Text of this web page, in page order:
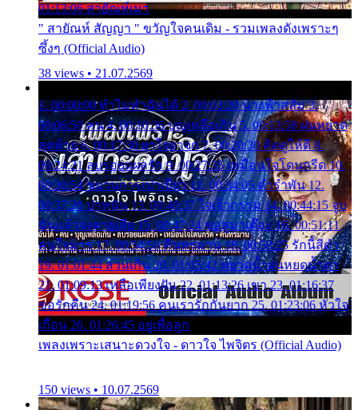
01:13:06 สายัณห์เมา
" สายัณห์ สัญญา " ขวัญใจคนเดิม - รวมเพลงดังเพราะๆ
ซึ้งๆ (Official Audio)
38 views • 21.07.2569
1. 00:00:00 ทำไมทำฉันได้ 2. 00:03:20 นางฟ้าสลัม 3.
00:06:50 คน 4. 00:10:36 บุญเหลือเกิน 5. 00:13:58 ฝนหยาด
สุดท้าย 6. 00:17:30 ยาใจยาจก 7. 00:20:30 คิดดูให้ดี 8.
00:24:21 ลบรอยแผลรัก 9. 00:27:35 เหมือนใจโดนกรีด 10.
00:30:54 ขบวนการเปาเปียว 11. 00:34:05 คำรำพัน 12.
00:37:20 ปาหนัน 13. 00:40:37 ใจเจ้ากรรม 14. 00:44:15 จูบ
ฉันแล้วจงตายเสีย 15. 00:47:24 ขอสูมาเต๊อะ 16. 00:51:11
คนใจมาร 17. 00:54:50 คืนทรมาน 18. 00:58:25 รักนี้สีดำ
19. 01:01:44 ส่วนเกิน 20. 01:05:42 หยาดน้ำฝนหยดน้ำตา
21. 01:09:13 เหลือเพียงฝัน 22. 01:13:26 เขา 23. 01:16:37
ขอรักคืน 24. 01:19:56 คนเรารักกันยาก 25. 01:23:06 หัวใจ
เถื่อน 26. 01:26:45 อยู่เพื่อลูก
เพลงเพราะเสนาะดวงใจ - ดาวใจ ไพจิตร (Official Audio)
150 views • 10.07.2569